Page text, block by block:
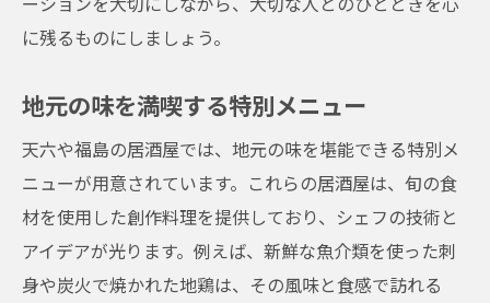
に残るものにしましょう。
地元の味を満喫する特別メニュー
天六や福島の居酒屋では、地元の味を堪能できる特別メ
ニューが用意されています。これらの居酒屋は、旬の食
材を使用した創作料理を提供しており、シェフの技術と
アイデアが光ります。例えば、新鮮な魚介類を使った刺
身や炭火で焼かれた地鶏は、その風味と食感で訪れる